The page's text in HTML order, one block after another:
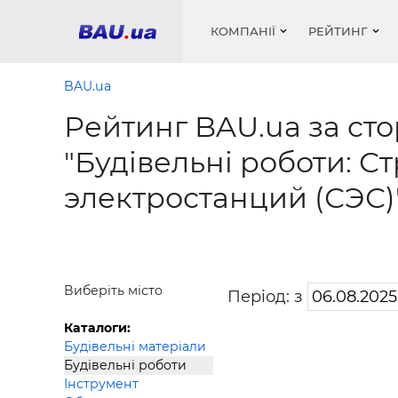
КОМПАНІЇ
Вікна
РЕЙТИНГ
Меблі
Труби,
Сипучі
цемент
Фарби,
BAU.ua
Рейтинг BAU.ua за
"Будівельні роботи:
электростанций
Виберіть місто
Каталоги:
Будівельні матеріали
Будівельні роботи
Інструмент
Період: з